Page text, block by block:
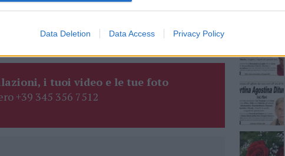
Data Deletion Data Access Privacy Policy
di GalluraOggi.it
i tuoi video e le tue foto
+39 345 356 7512